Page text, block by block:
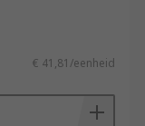
€ 41,81/eenheid